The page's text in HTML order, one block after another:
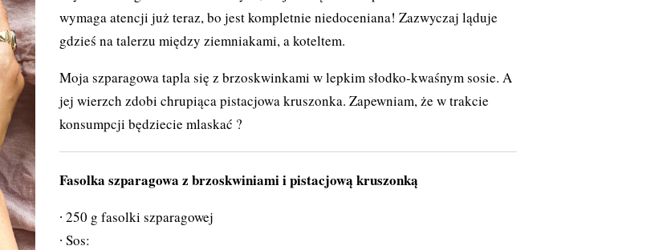
wymaga atencji już teraz, bo jest kompletnie niedoceniana! Zazwyczaj ląduje
gdzieś na talerzu między ziemniakami, a koteltem.
Moja szparagowa tapla się z brzoskwinkami w lepkim słodko-kwaśnym sosie. A
jej wierzch zdobi chrupiąca pistacjowa kruszonka. Zapewniam, że w trakcie
konsumpcji będziecie mlaskać ?
Fasolka szparagowa z brzoskwiniami i pistacjową kruszonką
250 g fasolki szparagowej
Sos: